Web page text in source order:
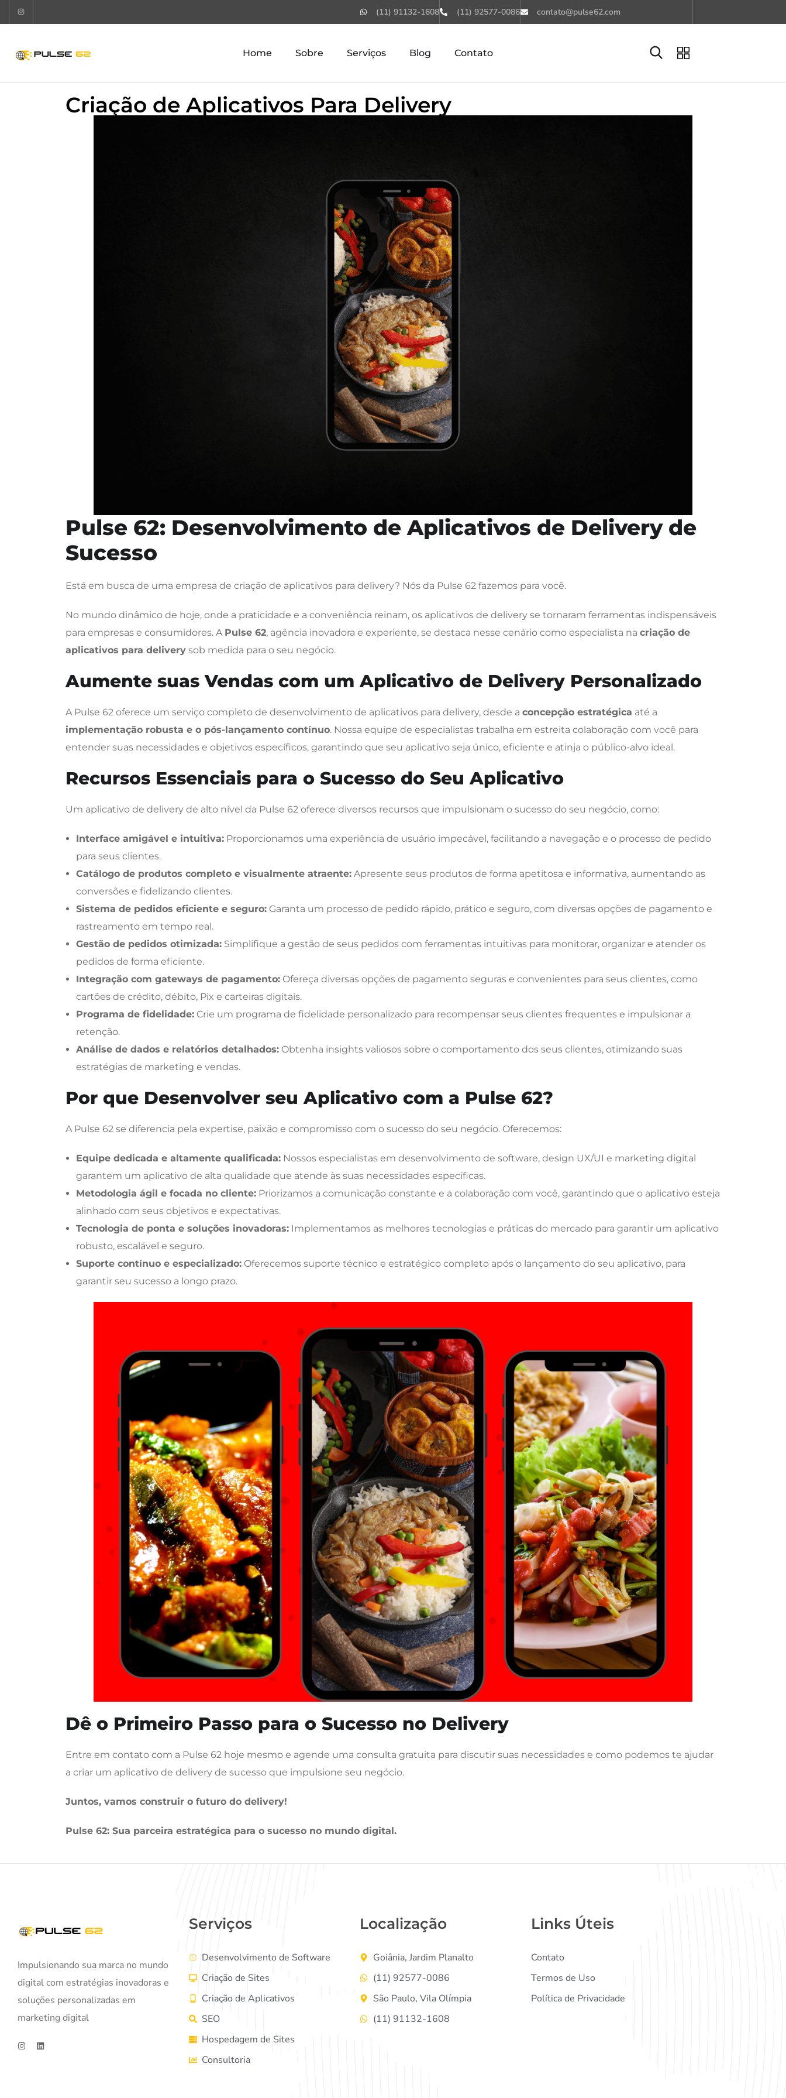
(11) 91132-1608 (11) 92577-0086 contato@pulse62.com
Home Sobre Serviços Blog Contato
Criação de Aplicativos Para Delivery
Pulse 62: Desenvolvimento de Aplicativos de Delivery de
Sucesso
Está em busca de uma empresa de criação de aplicativos para delivery? Nós da Pulse 62 fazemos para você.
No mundo dinâmico de hoje, onde a praticidade e a conveniência reinam, os aplicativos de delivery se tornaram ferramentas indispensáveis
para empresas e consumidores. A Pulse 62, agência inovadora e experiente, se destaca nesse cenário como especialista na criação de
aplicativos para delivery sob medida para o seu negócio.
Aumente suas Vendas com um Aplicativo de Delivery Personalizado
A Pulse 62 oferece um serviço completo de desenvolvimento de aplicativos para delivery, desde a concepção estratégica até a
implementação robusta e o pós-lançamento contínuo. Nossa equipe de especialistas trabalha em estreita colaboração com você para
entender suas necessidades e objetivos específicos, garantindo que seu aplicativo seja único, eficiente e atinja o público-alvo ideal.
Recursos Essenciais para o Sucesso do Seu Aplicativo
Um aplicativo de delivery de alto nível da Pulse 62 oferece diversos recursos que impulsionam o sucesso do seu negócio, como:
Interface amigável e intuitiva: Proporcionamos uma experiência de usuário impecável, facilitando a navegação e o processo de pedido
para seus clientes.
Catálogo de produtos completo e visualmente atraente: Apresente seus produtos de forma apetitosa e informativa, aumentando as
conversões e fidelizando clientes.
Sistema de pedidos eficiente e seguro: Garanta um processo de pedido rápido, prático e seguro, com diversas opções de pagamento e
rastreamento em tempo real.
Gestão de pedidos otimizada: Simplifique a gestão de seus pedidos com ferramentas intuitivas para monitorar, organizar e atender os
pedidos de forma eficiente.
Integração com gateways de pagamento: Ofereça diversas opções de pagamento seguras e convenientes para seus clientes, como
cartões de crédito, débito, Pix e carteiras digitais.
Programa de fidelidade: Crie um programa de fidelidade personalizado para recompensar seus clientes frequentes e impulsionar a
retenção.
Análise de dados e relatórios detalhados: Obtenha insights valiosos sobre o comportamento dos seus clientes, otimizando suas
estratégias de marketing e vendas.
Por que Desenvolver seu Aplicativo com a Pulse 62?
A Pulse 62 se diferencia pela expertise, paixão e compromisso com o sucesso do seu negócio. Oferecemos:
Equipe dedicada e altamente qualificada: Nossos especialistas em desenvolvimento de software, design UX/UI e marketing digital
garantem um aplicativo de alta qualidade que atende às suas necessidades específicas.
Metodologia ágil e focada no cliente: Priorizamos a comunicação constante e a colaboração com você, garantindo que o aplicativo esteja
alinhado com seus objetivos e expectativas.
Tecnologia de ponta e soluções inovadoras: Implementamos as melhores tecnologias e práticas do mercado para garantir um aplicativo
robusto, escalável e seguro.
Suporte contínuo e especializado: Oferecemos suporte técnico e estratégico completo após o lançamento do seu aplicativo, para
garantir seu sucesso a longo prazo.
Dê o Primeiro Passo para o Sucesso no Delivery
Entre em contato com a Pulse 62 hoje mesmo e agende uma consulta gratuita para discutir suas necessidades e como podemos te ajudar
a criar um aplicativo de delivery de sucesso que impulsione seu negócio.
Juntos, vamos construir o futuro do delivery!
Pulse 62: Sua parceira estratégica para o sucesso no mundo digital.
Impulsionando sua marca no mundo
digital com estratégias inovadoras e
soluções personalizadas em
marketing digital
Serviços
Desenvolvimento de Software
Criação de Sites
Criação de Aplicativos
SEO
Hospedagem de Sites
Consultoria
Localização
Goiânia, Jardim Planalto
(11) 92577-0086
São Paulo, Vila Olímpia
(11) 91132-1608
Links Úteis
Contato
Termos de Uso
Política de Privacidade